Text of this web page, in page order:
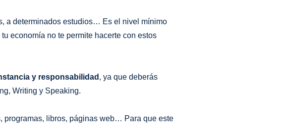
a determinados estudios… Es el nivel mínimo
economía no te permite hacerte con estos
y responsabilidad , ya que deberás
Writing y Speaking.
programas, libros, páginas web… Para que este